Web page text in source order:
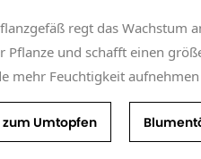
regt das Wachstum
Pflanze und schafft einen
mehr Feuchtigkeit
Umtopfen